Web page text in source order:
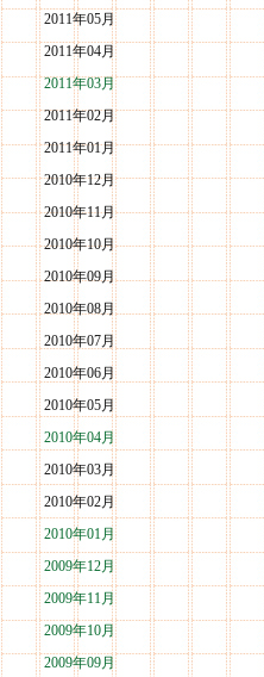
2011年05月
2011年04月
2011年03月
2011年02月
2011年01月
2010年12月
2010年11月
2010年10月
2010年09月
2010年08月
2010年07月
2010年06月
2010年05月
2010年04月
2010年03月
2010年02月
2010年01月
2009年12月
2009年11月
2009年10月
2009年09月